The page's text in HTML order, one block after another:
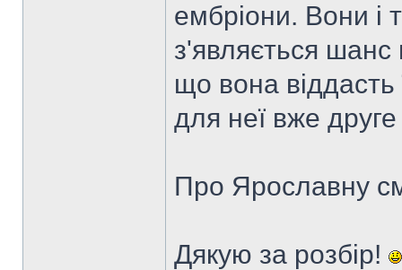
ембріони. Вони і
з'являється шанс
що вона віддасть
для неї вже
Про Ярославну
Дякую за розбір!